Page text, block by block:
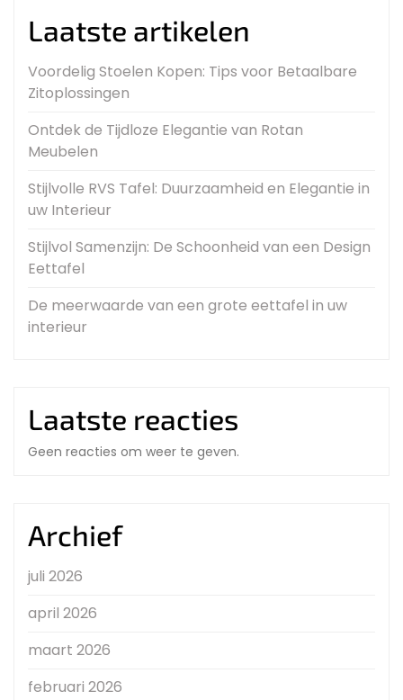
Laatste artikelen
Voordelig Stoelen Kopen: Tips voor Betaalbare
Zitoplossingen
Ontdek de Tijdloze Elegantie van Rotan
Meubelen
Stijlvolle RVS Tafel: Duurzaamheid en Elegantie in
uw Interieur
Stijlvol Samenzijn: De Schoonheid van een Design
Eettafel
De meerwaarde van een grote eettafel in uw
interieur
Laatste reacties
Geen reacties om weer te geven.
Archief
juli 2026
april 2026
maart 2026
februari 2026